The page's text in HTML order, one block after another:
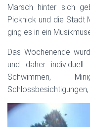
Marsch hinter sich
Picknick und die Stadt
ging es in ein
Das Wochenende
und daher
Schwimmen,